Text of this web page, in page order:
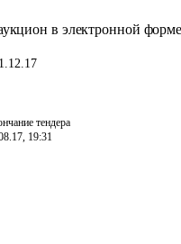
в электронной форме
тендера
19:31